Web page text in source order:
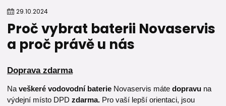
29.10.2024
Proč vybrat baterii Novaservis
a proč právě u nás
Doprava zdarma
Na veškeré vodovodní baterie Novaservis máte dopravu na
výdejní místo DPD zdarma. Pro vaší lepší orientaci, jsou